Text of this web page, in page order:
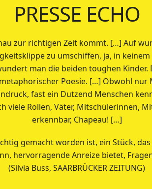
PRESSE ECHO
zur richtigen Zeit kommt. […] Auf
zu umschiffen, ja, in
man die beiden toughen Kinder.
Poesie. […] Obwohl
fast ein Dutzend Menschen
viele Rollen, Väter, Mitschülerinnen,
erkennbar, Chapeau! […]
gemacht worden ist, ein Stück,
hervorragende Anreize bietet,
(Silvia Buss, SAARBRÜCKER ZEITUNG)